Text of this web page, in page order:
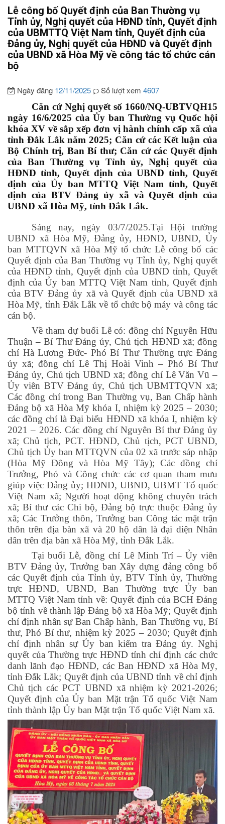
Lễ công bố Quyết định của Ban Thường vụ
Tỉnh ủy, Nghị quyết của HĐND tỉnh, Quyết định
của UBMTTQ Việt Nam tỉnh, Quyết định của
Đảng ủy, Nghị quyết của HĐND và Quyết định
của UBND xã Hòa Mỹ về công tác tổ chức cán
bộ
Ngày đăng 12/11/2025 Số lượt xem 4607
Căn cứ Nghị quyết số 1660/NQ-UBTVQH15
ngày 16/6/2025 của Ủy ban Thường vụ Quốc hội
khóa XV về sắp xếp đơn vị hành chính cấp xã của
tỉnh Đắk Lắk năm 2025; Căn cứ các Kết luận của
Bộ Chính trị, Ban Bí thư; Căn cứ các Quyết định
của Ban Thường vụ Tỉnh ủy, Nghị quyết của
HĐND tỉnh, Quyết định của UBND tỉnh, Quyết
định của Ủy ban MTTQ Việt Nam tỉnh, Quyết
định của BTV Đảng ủy xã và Quyết định của
UBND xã Hòa Mỹ, tỉnh Đắk Lắk.
Sáng nay, ngày 03/7/2025.Tại Hội trường
UBND xã Hòa Mỹ, Đảng ủy, HĐND, UBND, Ủy
ban MTTQVN xã Hòa Mỹ tổ chức Lễ công bố các
Quyết định của Ban Thường vụ Tỉnh ủy, Nghị quyết
của HĐND tỉnh, Quyết định của UBND tỉnh, Quyết
định của Ủy ban MTTQ Việt Nam tỉnh, Quyết định
của BTV Đảng ủy xã và Quyết định của UBND xã
Hòa Mỹ, tỉnh Đắk Lắk về tổ chức bộ máy và công tác
cán bộ.
Về tham dự buổi Lễ có: đồng chí Nguyễn Hữu
Thuận – Bí Thư Đảng ủy, Chủ tịch HĐND xã; đồng
chí Hà Lương Đức- Phó Bí Thư Thường trực Đảng
ủy xã; đồng chí Lê Thị Hoài Vinh – Phó Bí Thư
Đảng ủy, Chủ tịch UBND xã; đồng chí Lê Văn Vũ –
Ủy viên BTV Đảng ủy, Chủ tịch UBMTTQVN xã;
Các đồng chí trong Ban Thường vụ, Ban Chấp hành
Đảng bộ xã Hòa Mỹ khóa I, nhiệm kỳ 2025 – 2030;
các đồng chí là Đại biểu HĐND xã khóa I, nhiệm kỳ
2021 – 2026. Các đồng chí Nguyên Bí thư Đảng ủy
xã; Chủ tịch, PCT. HĐND, Chủ tịch, PCT UBND,
Chủ tịch Ủy ban MTTQVN của 02 xã trước sáp nhập
(Hòa Mỹ Đông và Hòa Mỹ Tây); Các đồng chí
Trưởng, Phó và Công chức các cơ quan tham mưu
giúp việc Đảng ủy; HĐND, UBND, UBMT Tổ quốc
Việt Nam xã; Người hoạt động không chuyên trách
xã; Bí thư các Chi bộ, Đảng bộ trực thuộc Đảng ủy
xã; Các Trưởng thôn, Trưởng ban Công tác mặt trận
thôn trên địa bàn xã và 20 hộ dân là đại diện Nhân
dân trên địa bàn xã Hòa Mỹ, tỉnh Đắk Lắk.
Tại buổi Lễ, đồng chí Lê Minh Trí – Ủy viên
BTV Đảng ủy, Trưởng ban Xây dựng đảng công bố
các Quyết định của Tỉnh ủy, BTV Tỉnh ủy, Thường
trực HĐND, UBND, Ban Thường trực Ủy ban
MTTQ Việt Nam tỉnh về: Quyết định của BCH Đảng
bộ tỉnh về thành lập Đảng bộ xã Hòa Mỹ; Quyết định
chỉ định nhân sự Ban Chấp hành, Ban Thường vụ, Bí
thư, Phó Bí thư, nhiệm kỳ 2025 – 2030; Quyết định
chỉ định nhân sự Ủy ban kiểm tra Đảng ủy. Nghị
quyết của Thường trực HĐND tỉnh chỉ định các chức
danh lãnh đạo HĐND, các Ban HĐND xã Hòa Mỹ,
tỉnh Đắk Lắk; Quyết định của UBND tỉnh về chỉ định
Chủ tịch các PCT UBND xã nhiệm kỳ 2021-2026;
Quyết định của Ủy ban Mặt trận Tổ quốc Việt Nam
tỉnh thành lập Ủy ban Mặt trận Tổ quốc Việt Nam xã.